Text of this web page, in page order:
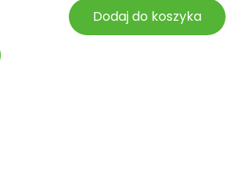
Dodaj do koszyka